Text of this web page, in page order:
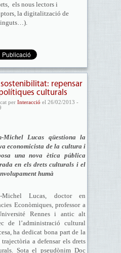
els nous lectors i
la digitalització de
repensar
culturals
per Interacció el 26/02/2013 -
Michel Lucas qüestiona la
economicista de la cultura i
una nova ètica pública
en els drets culturals i el
humà
Michel Lucas, doctor en
Econòmiques, professor a
Rennes i antic alt
de l’administració cultural
ha dedicat bona part de la
trajectòria a defensar els drets
Sota el pseudònim Doc